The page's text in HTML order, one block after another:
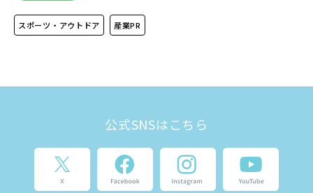
スポーツ・アウトドア 産業PR
公式SNSはこちら